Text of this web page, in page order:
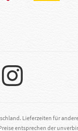
Lieferzeiten für
entsprechen der